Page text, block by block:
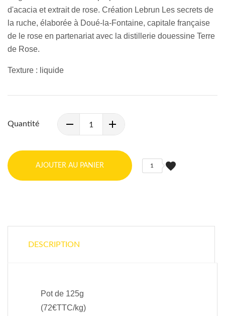
d'acacia et extrait de rose. Création Lebrun Les secrets de
la ruche, élaborée à Doué-la-Fontaine, capitale française
de le rose en partenariat avec la distillerie douessine Terre
de Rose.
Texture : liquide
Quantité
AJOUTER AU PANIER favorite
1
DESCRIPTION
Pot de 125g
(72€TTC/kg)